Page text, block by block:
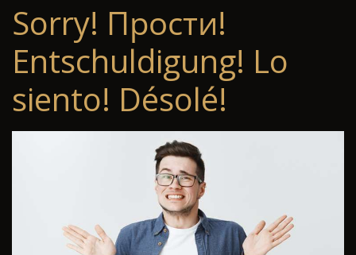
Sorry! Прости!
Entschuldigung! Lo
siento! Désolé!